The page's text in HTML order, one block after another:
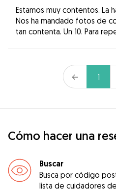
Estamos muy contentos. La
Nos ha mandado fotos de
tan contenta. Un 10. Para
1
Cómo hacer una
Buscar
Busca por código
lista de cuidadores